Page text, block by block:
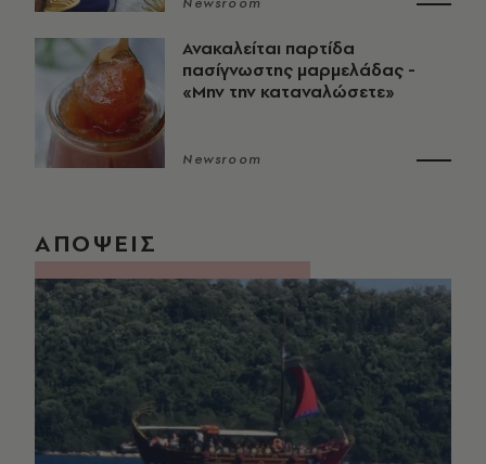
Ανακαλείται παρτίδα
πασίγνωστης μαρμελάδας -
«Μην την καταναλώσετε»
Newsroom
ΑΠΟΨΕΙΣ